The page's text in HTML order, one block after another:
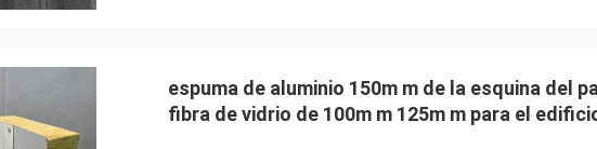
qué no?
y todo ha ido muy
“Lo recibimos hace 8 días y todo fue le
agradece muy bien que somos felices de
espuma de aluminio 150m m de la esquina del
fibra de vidrio de 100m m 125m m para el